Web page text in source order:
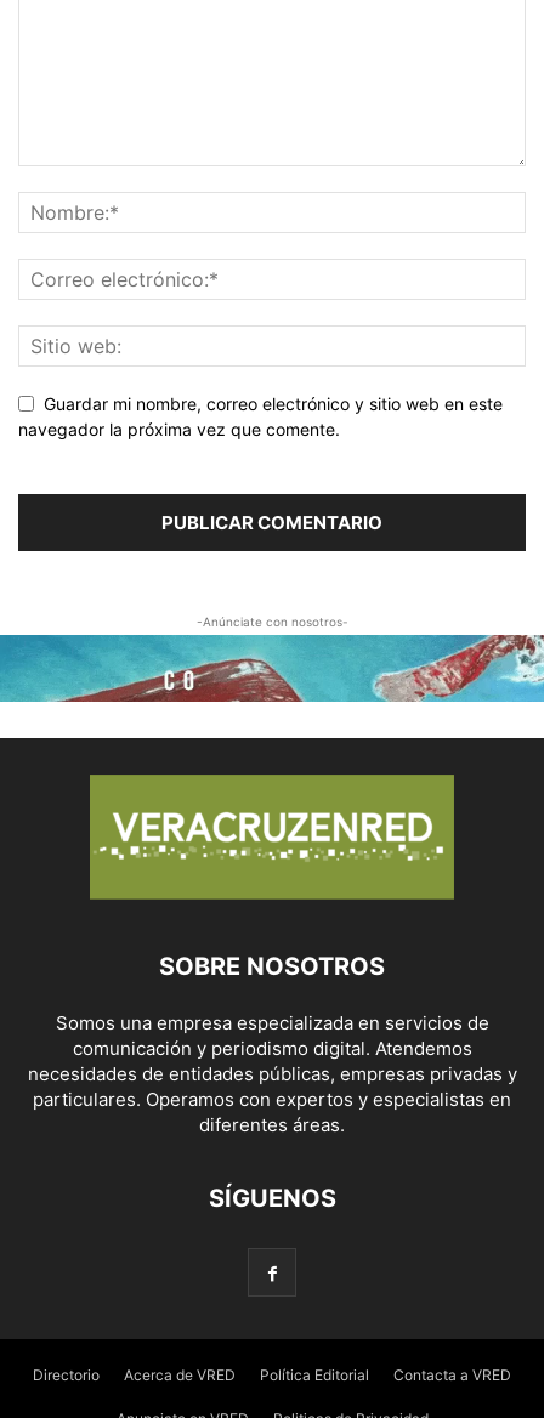
Guardar mi nombre, correo electrónico y sitio web en este
navegador la próxima vez que comente.
-Anúnciate con nosotros-
SOBRE NOSOTROS
Somos una empresa especializada en servicios de
comunicación y periodismo digital. Atendemos
necesidades de entidades públicas, empresas privadas y
particulares. Operamos con expertos y especialistas en
diferentes áreas.
SÍGUENOS
Directorio Acerca de VRED Política Editorial Contacta a VRED